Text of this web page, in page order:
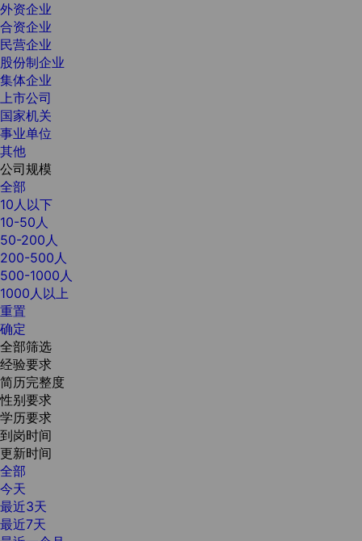
外资企业
合资企业
民营企业
股份制企业
集体企业
上市公司
国家机关
事业单位
其他
公司规模
全部
10人以下
10-50人
50-200人
200-500人
500-1000人
1000人以上
重置
确定
全部筛选
经验要求
简历完整度
性别要求
学历要求
到岗时间
更新时间
全部
今天
最近3天
最近7天